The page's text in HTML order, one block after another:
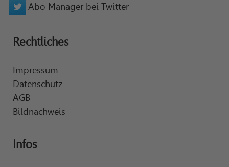
Abo Manager bei Twitter
Rechtliches
Impressum
Datenschutz
AGB
Bildnachweis
Infos